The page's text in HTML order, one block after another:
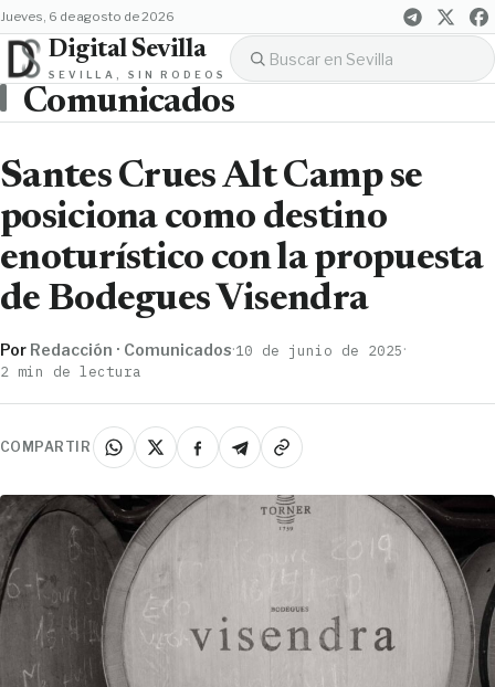
jueves, 6 de agosto de 2026
Digital Sevilla
SEVILLA, SIN RODEOS
Comunicados
Santes Crues Alt Camp se
posiciona como destino
enoturístico con la propuesta
de Bodegues Visendra
Por Redacción · Comunicados·10 de junio de 2025·
2 min de lectura
COMPARTIR